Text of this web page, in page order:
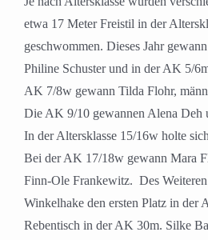
etwa 17 Meter Freistil in der
geschwommen. Dieses Jahr
Philine Schuster und in der AK 5/
AK 7/8w gewann Tilda Flohr,
Die AK 9/10 gewannen Alena Deh
In der Altersklasse 15/16w holte
Bei der AK 17/18w gewann Mara
Finn-Ole Frankewitz. Des Weiteren
Winkelhake den ersten Platz in der
Rebentisch in der AK 30m. Silke